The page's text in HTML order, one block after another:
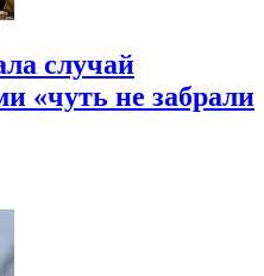
случай
«чуть не забрали